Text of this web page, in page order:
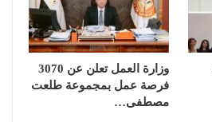
وزارة العمل تعلن عن 3070
فرصة عمل بمجموعة طلعت
مصطفى…